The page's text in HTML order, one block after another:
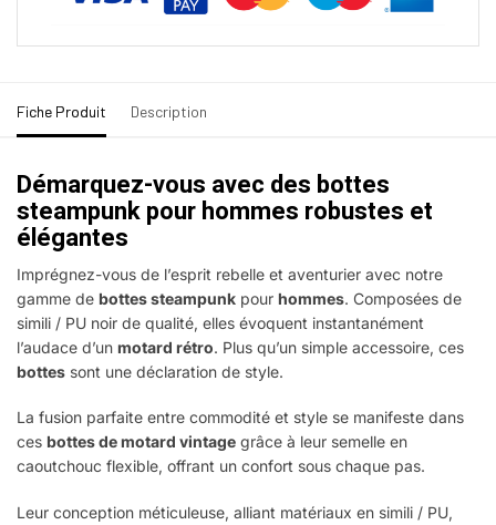
Fiche Produit Description
Démarquez-vous avec des bottes
steampunk pour hommes robustes et
élégantes
Imprégnez-vous de l’esprit rebelle et aventurier avec notre
gamme de bottes steampunk pour hommes. Composées de
simili / PU noir de qualité, elles évoquent instantanément
l’audace d’un motard rétro. Plus qu’un simple accessoire, ces
bottes sont une déclaration de style.
La fusion parfaite entre commodité et style se manifeste dans
ces bottes de motard vintage grâce à leur semelle en
caoutchouc flexible, offrant un confort sous chaque pas.
Leur conception méticuleuse, alliant matériaux en simili / PU,